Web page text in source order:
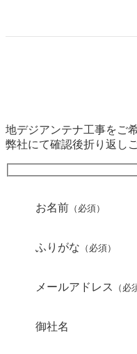
地デジアンテナ工事をご
弊社にて確認後折り返し
お名前 （必須）
ふりがな （必須）
メールアドレス （必
御社名